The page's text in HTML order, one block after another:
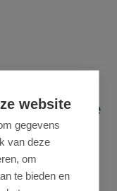
zichtlocatie
website
gegevens
van deze
om
te bieden en